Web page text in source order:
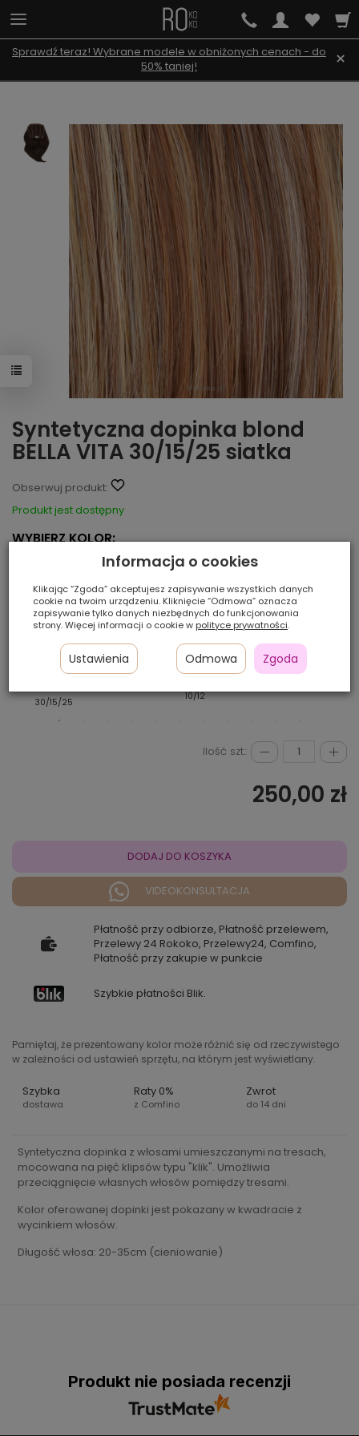
Sprawdź teraz! Wybrane modele w obniżonych cenach - do
50% taniej!
×
Syntetyczna dopinka blond
BELLA VITA 30/15/25 siatka
Obserwuj produkt:
Produkt jest dostępny
WYBIERZ KOLOR:
30/15/25
10/12 234
Ilość szt.:
250,00 zł
DODAJ DO KOSZYKA
VIDEOKONSULTACJA
Płatność przy odbiorze, Płatność przelewem,
Przelewy 24 Rokoko, Przelewy24, Comfino,
Płatność przy zakupie w punkcie
Szybkie płatności Blik.
Pamiętaj, że prezentowany kolor może różnić się od rzeczywistego
w zależności od ustawień sprzętu, na którym jest wyświetlany.
Szybka
dostawa
Raty 0%
z Comfino
Zwrot
do 14 dni
Syntetyczna dopinka z włosami umieszczanymi na tresach,
mocowana na pięć klipsów typu "klik". Umożliwia
przeciągnięcie własnych włosów pomiędzy tresami.
Kolor oferowanej dopinki jest pokazany w kwadracie z
wycinkiem włosów.
Długość włosa: 20-35cm (cieniowanie)
Produkt nie posiada recenzji
Informacja o cookies
Klikając “Zgoda” akceptujesz zapisywanie wszystkich danych
cookie na twoim urządzeniu. Kliknięcie “Odmowa” oznacza
zapisywanie tylko danych niezbędnych do funkcjonowania
strony. Więcej informacji o cookie w polityce prywatności.
Ustawienia Odmowa Zgoda